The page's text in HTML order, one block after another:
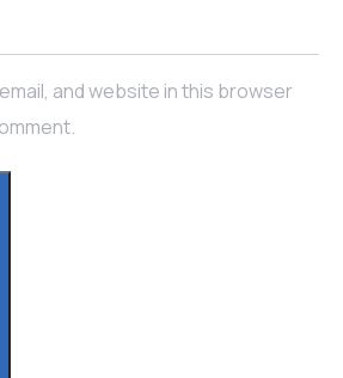
and website in this browser